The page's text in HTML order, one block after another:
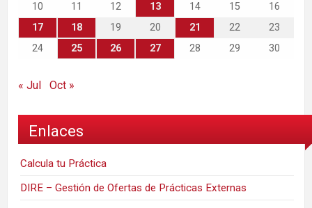
10
11 12 13 14 15
16
17
18 19 20 21 22
23
24
25 26 27 28 29 30
« Jul Oct »
Enlaces
Calcula tu Práctica
DIRE – Gestión de Ofertas de Prácticas Externas